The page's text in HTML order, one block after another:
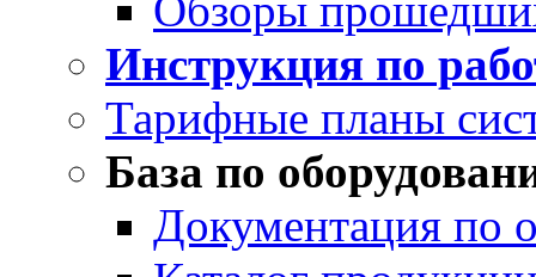
Инструкция по
Тарифные планы
База по
Документация по